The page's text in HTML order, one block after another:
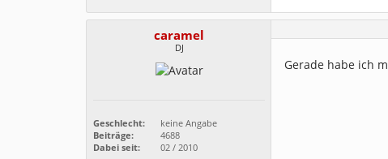
caramel
DJ
Geschlecht:
keine Angabe
Beiträge:
4688
Dabei seit:
02 / 2010
Gerade habe ich